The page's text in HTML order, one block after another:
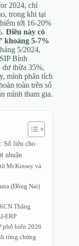
2024, chỉ
trong khi tại
tới 16-20%
Điều này có
khoảng 5-7%
5/2024,
Bình
dư thừa 35%,
mình phân tích
toàn trên số
mình tham gia.
Số liệu cho
nhuận
McKinsey và
(Đồng Nai)
Thăng
ERP
phổ biến 2026
từng chứng